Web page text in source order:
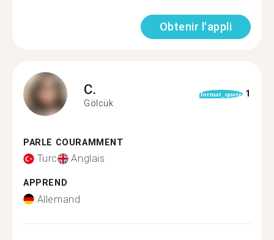
Obtenir l'appli
C.
Gölcük
format_quote 1
PARLE COURAMMENT
Turc Anglais
APPREND
Allemand